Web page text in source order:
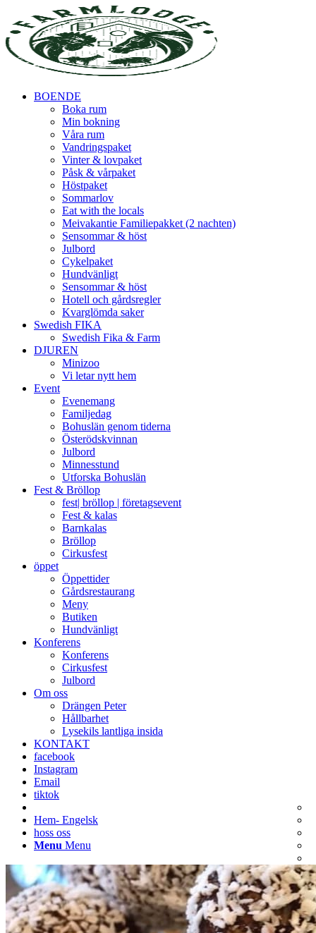
BOENDE
Boka rum
Min bokning
Våra rum
Vandringspaket
Vinter & lovpaket
Påsk & vårpaket
Höstpaket
Sommarlov
Eat with the locals
Meivakantie Familiepakket (2 nachten)
Sensommar & höst
Julbord
Cykelpaket
Hundvänligt
Sensommar & höst
Hotell och gårdsregler
Kvarglömda saker
Swedish FIKA
Swedish Fika & Farm
DJUREN
Minizoo
Vi letar nytt hem
Event
Evenemang
Familjedag
Bohuslän genom tiderna
Österödskvinnan
Julbord
Minnesstund
Utforska Bohuslän
Fest & Bröllop
fest| bröllop | företagsevent
Fest & kalas
Barnkalas
Bröllop
Cirkusfest
öppet
Öppettider
Gårdsrestaurang
Meny
Butiken
Hundvänligt
Konferens
Konferens
Cirkusfest
Julbord
Om oss
Drängen Peter
Hållbarhet
Lysekils lantliga insida
KONTAKT
facebook
Instagram
Email
tiktok
Hem- Engelsk
hoss oss
Menu Menu